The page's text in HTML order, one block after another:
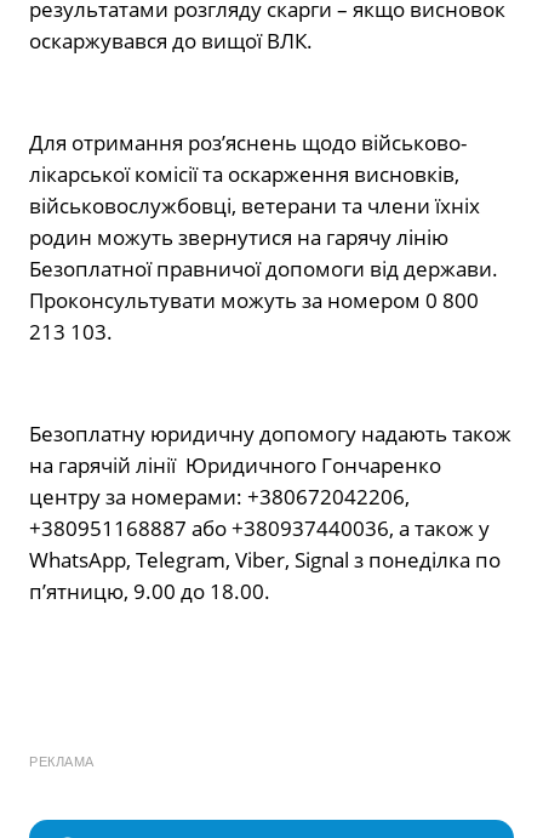
результатами розгляду скарги – якщо висновок
оскаржувався до вищої ВЛК.
Для отримання роз’яснень щодо військово-
лікарської комісії та оскарження висновків,
військовослужбовці, ветерани та члени їхніх
родин можуть звернутися на гарячу лінію
Безоплатної правничої допомоги від держави.
Проконсультувати можуть за номером 0 800
213 103.
Безоплатну юридичну допомогу надають також
на гарячій лінії Юридичного Гончаренко
центру за номерами: +380672042206,
+380951168887 або +380937440036, а також у
WhatsApp, Telegram, Viber, Signal з понеділка по
п’ятницю, 9.00 до 18.00.
РЕКЛАМА